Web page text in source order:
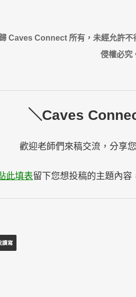
Caves Connect 所有，未經允許
侵權必究
＼Caves
歡迎老師們來稿交流，分享
此填表留下您想投稿的主題內容
讀寫